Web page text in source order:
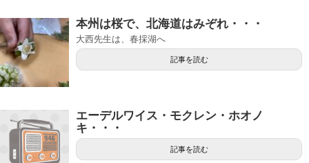
本州は桜で、北海道はみぞれ・・・
大西先生は、春採湖へ
記事を読む
エーデルワイス・モクレン・ホオノ
キ・・・
記事を読む